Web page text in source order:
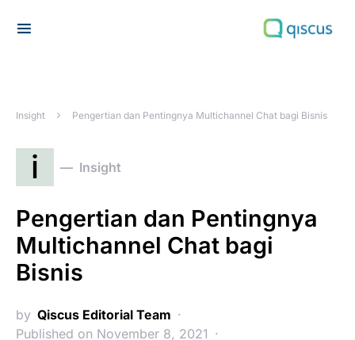
Insight Pengertian dan Pentingnya Multichannel Chat bagi Bisnis
i Insight
Pengertian dan Pentingnya
Multichannel Chat bagi
Bisnis
by Qiscus Editorial Team
Published on November 8, 2021